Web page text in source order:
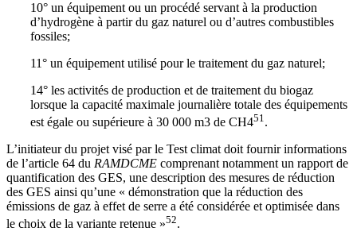
10° un équipement ou un procédé servant à la production
d’hydrogène à partir du gaz naturel ou d’autres combustibles
fossiles;
11° un équipement utilisé pour le traitement du gaz naturel;
14° les activités de production et de traitement du biogaz
lorsque la capacité maximale journalière totale des équipements
est égale ou supérieure à 30 000 m3 de CH451.
L’initiateur du projet visé par le Test climat doit fournir informations
de l’article 64 du RAMDCME comprenant notamment un rapport de
quantification des GES, une description des mesures de réduction
des GES ainsi qu’une « démonstration que la réduction des
émissions de gaz à effet de serre a été considérée et optimisée dans
le choix de la variante retenue »52.